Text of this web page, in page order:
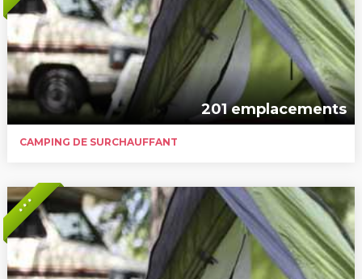
201 emplacements
CAMPING DE SURCHAUFFANT
* * *